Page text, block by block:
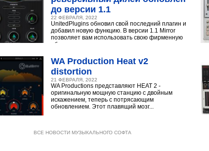
до версии 1.1
22 ФЕВРАЛЯ, 2022
UnitedPlugins обновил свой последний плагин и
добавил новую функцию. В версии 1.1 Mirror
позволяет вам использовать свою фирменную
обратную...
WA Production Heat v2
distortion
21 ФЕВРАЛЯ, 2022
WA Productions представляют HEAT 2 -
оригинальную мощную станцию с двойным
искажением, теперь с потрясающим
обновлением. Этот плавящий мозг...
ВСЕ НОВОСТИ МУЗЫКАЛЬНОГО СОФТА